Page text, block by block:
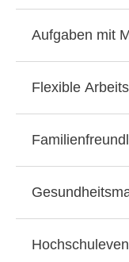
Aufgaben mit
Flexible